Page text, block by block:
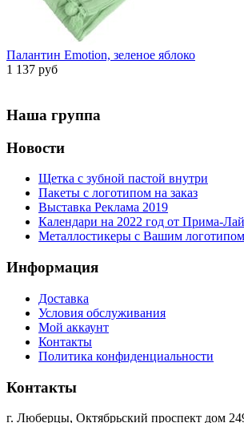
Палантин Emotion, зеленое яблоко
1 137 руб
Наша группа
Новости
Щетка с зубной пастой внутри
Пакеты с логотипом на заказ
Выставка Реклама 2019
Календари на 2022 год от Прима-
Металлостикеры с Вашим логотипом
Информация
Доставка
Условия обслуживания
Мой аккаунт
Контакты
Политика конфиденциальности
Контакты
г. Люберцы, Октябрьский проспект дом